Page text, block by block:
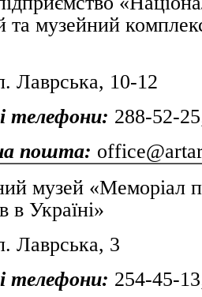
та музейний
Лаврська, 10-12
телефони: 288-52-
пошта:
музей «Меморіал
в Україні»
Лаврська, 3
телефони: 254-45-